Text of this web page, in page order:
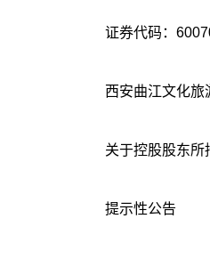
西安曲江文化旅
关于控股股东所
提示性公告